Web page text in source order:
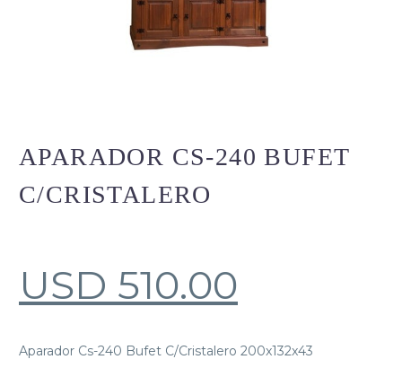
APARADOR CS-240 BUFET
C/CRISTALERO
USD 510.00
Aparador Cs-240 Bufet C/Cristalero 200x132x43